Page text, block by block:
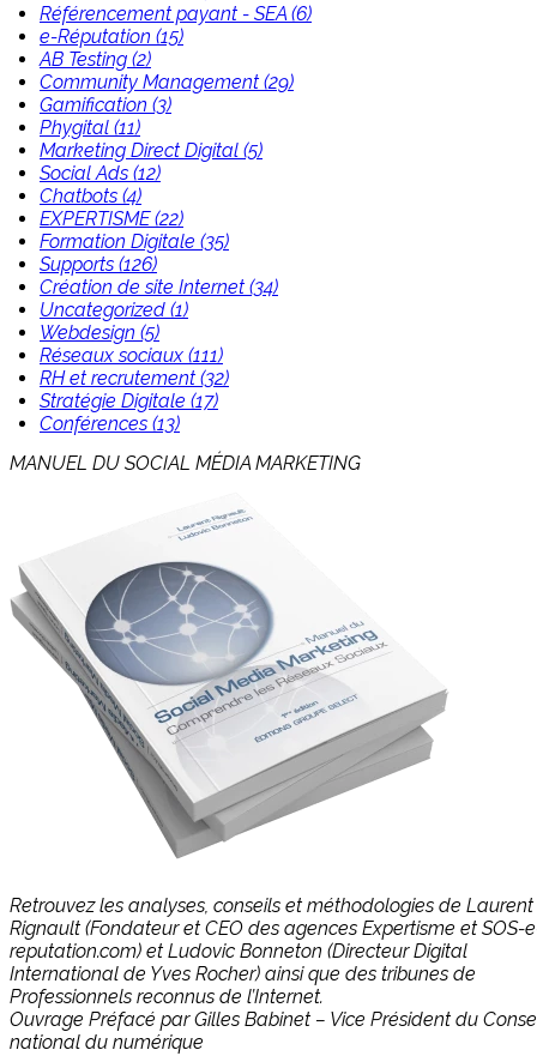
Référencement payant - SEA (6)
e-Réputation (15)
AB Testing (2)
Community Management (29)
Gamification (3)
Phygital (11)
Marketing Direct Digital (5)
Social Ads (12)
Chatbots (4)
EXPERTISME (22)
Formation Digitale (35)
Supports (126)
Création de site Internet (34)
Uncategorized (1)
Webdesign (5)
Réseaux sociaux (111)
RH et recrutement (32)
Stratégie Digitale (17)
Conférences (13)
MANUEL DU SOCIAL MÉDIA MARKETING
Retrouvez les analyses, conseils et méthodologies de Laurent
Rignault (Fondateur et CEO des agences Expertisme et SOS-
reputation.com) et Ludovic Bonneton (Directeur Digital
International de Yves Rocher) ainsi que des tribunes de
Professionnels reconnus de l’Internet.
Ouvrage Préfacé par Gilles Babinet – Vice Président du
national du numérique